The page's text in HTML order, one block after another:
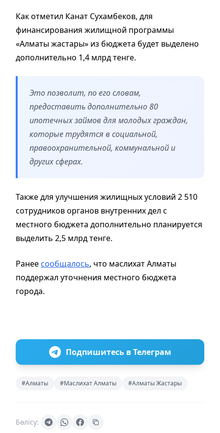
Как отметил Канат Сухамбеков, для
финансирования жилищной программы
«Алматы жастары» из бюджета будет выделено
дополнительно 1,4 млрд тенге.
Это позволит, по его словам,
предоставить дополнительно 80
ипотечных займов для молодых граждан,
которые трудятся в социальной,
правоохранительной, коммунальной и
других сферах.
Также для улучшения жилищных условий 2 510
сотрудников органов внутренних дел с
местного бюджета дополнительно планируется
выделить 2,5 млрд тенге.
Ранее сообщалось, что маслихат Алматы
поддержал уточнения местного бюджета
города.
Подпишитесь в Телеграм
#Алматы #Маслихат Алматы #Алматы Жастары
Бөлісу: